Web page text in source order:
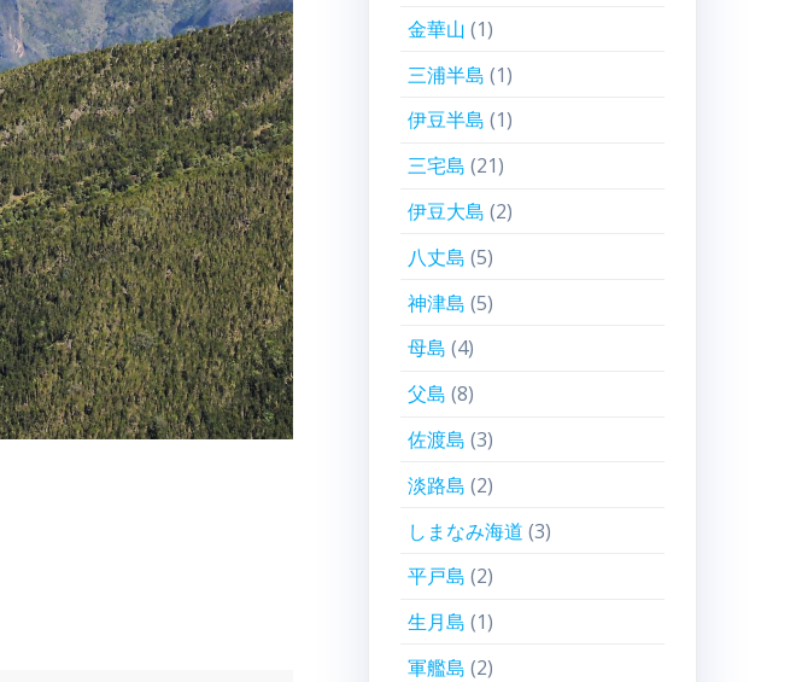
金華山 (1)
三浦半島 (1)
伊豆半島 (1)
三宅島 (21)
伊豆大島 (2)
八丈島 (5)
神津島 (5)
母島 (4)
父島 (8)
佐渡島 (3)
淡路島 (2)
しまなみ海道 (3)
平戸島 (2)
生月島 (1)
軍艦島 (2)